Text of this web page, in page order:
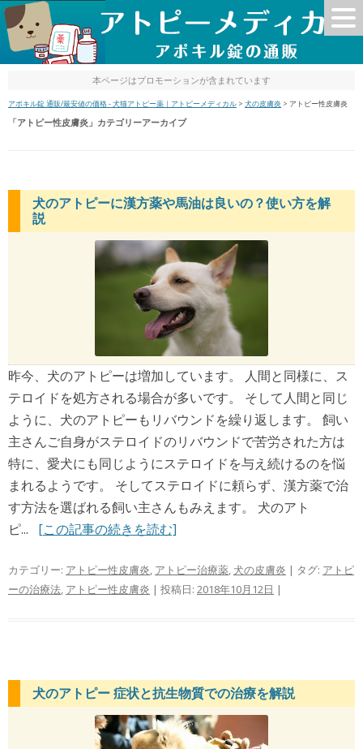
本ページはプロモーションが含まれています
アポキル錠 通販/最安値の価格 - 犬猫アトピー薬｜アトピーメディカル > 犬の皮膚炎 > アトピー性皮膚炎
「アトピー性皮膚炎 」カテゴリーアーカイブ
犬のアトピーに漢方薬や馬油は良いの？使い方を解
説
昨今、犬のアトピーは増加しています。 人間と同様に、ス
テロイドを処方される場合が多いです。 そして人間と同じ
ように、犬のアトピーもリバウンドを繰り返します。 飼い
主さんご自身がステロイドのリバウンドで苦労された方は
特に、愛犬にも同じようにステロイドを与え続けるのを悩
まれるようです。 そしてステロイドに頼らず、漢方薬で治
す方法を選ばれる飼い主さんもみえます。 犬のアト
ピ... [この記事の続きを読む]
カテゴリー: アトピー性皮膚炎, アトピー治療薬, 犬の皮膚炎 | タグ: アトピ
ーの治療法, アトピー性皮膚炎 | 投稿日: 2018年10月12日 |
犬のアトピー 症状と抗生物質での治療を解説